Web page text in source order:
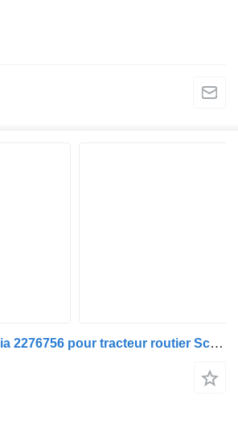
Demi-essieu Scania 2276756 pour tracteur routier Scania L,P,G,R,S-series (2016-)